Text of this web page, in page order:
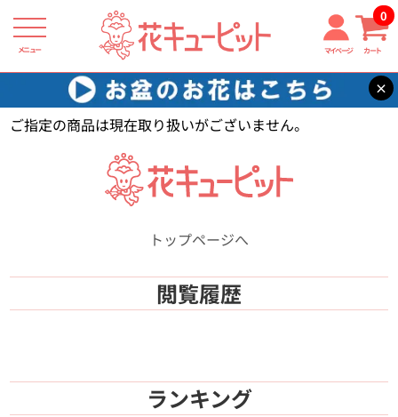
メニュー マイページ カート
0
×
花キューピット 【】
ご指定の商品は現在取り扱いがございません。
トップページへ
閲覧履歴
ランキング